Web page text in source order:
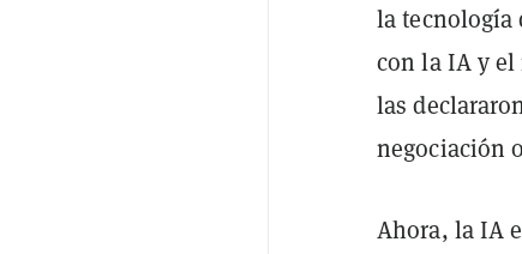
la tecnología
con la IA y el
las
negociación
Ahora, la IA